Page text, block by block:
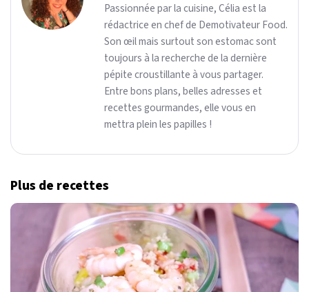
Passionnée par la cuisine, Célia est la
rédactrice en chef de Demotivateur Food.
Son œil mais surtout son estomac sont
toujours à la recherche de la dernière
pépite croustillante à vous partager.
Entre bons plans, belles adresses et
recettes gourmandes, elle vous en
mettra plein les papilles !
Plus de recettes